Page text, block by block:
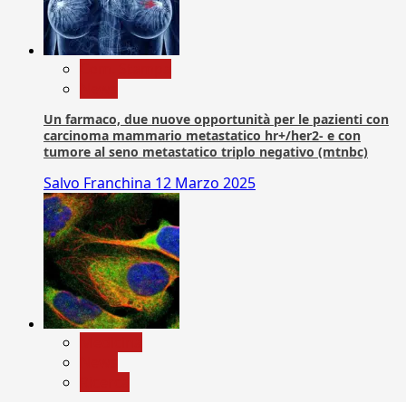
Un farmaco, due nuove opportunità per le pazienti con
carcinoma mammario metastatico hr+/her2- e con
tumore al seno metastatico triplo negativo (mtnbc)
Salvo Franchina 12 Marzo 2025